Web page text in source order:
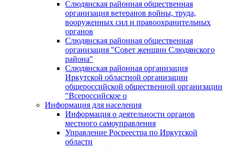
Слюдянская районная общественная
организация ветеранов войны, труда,
вооруженных сил и правоохранительных
органов
Слюдянская районная общественная
организация "Совет женщин Слюдянского
района"
Слюдянская районная организация
Иркутской областной организации
общероссийской общественной организации
"Всероссийское о
Информация для населения
Информация о деятельности органов
местного самоуправления
Управление Росреестра по Иркутской
области